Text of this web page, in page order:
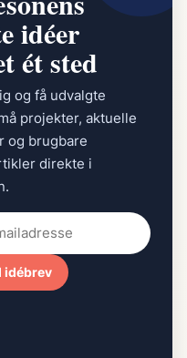
idéer
ét sted
og få udvalgte
projekter, aktuelle
og brugbare
direkte i
idébrev